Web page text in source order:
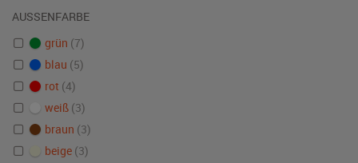
AUSSENFARBE
grün (7)
blau (5)
rot (4)
weiß (3)
braun (3)
beige (3)